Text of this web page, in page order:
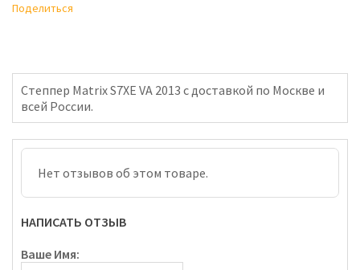
Поделиться
Степпер Matrix S7XE VA 2013 с доставкой по Москве и
всей России.
Нет отзывов об этом товаре.
НАПИСАТЬ ОТЗЫВ
Ваше Имя: